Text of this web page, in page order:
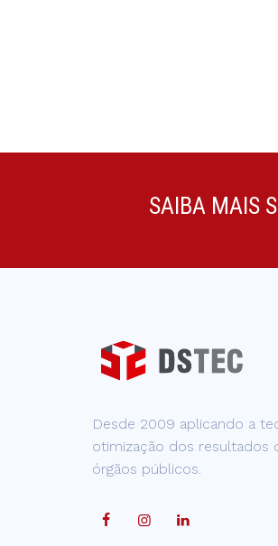
SAIBA MAIS
Desde 2009 aplicando a
otimização dos resultados
órgãos públicos.